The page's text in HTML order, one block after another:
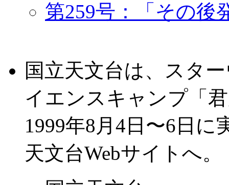
第259号：「その後
国立天文台は、スタ
イエンスキャンプ「
1999年8月4日〜6日
天文台Webサイトへ。